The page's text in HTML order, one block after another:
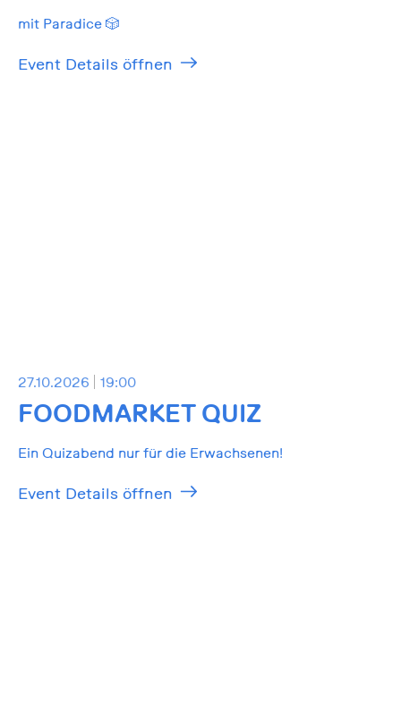
mit Paradice 🎲
Event Details öffnen
27.10.2026 19:00
FOODMARKET QUIZ
Ein Quizabend nur für die Erwachsenen!
Event Details öffnen